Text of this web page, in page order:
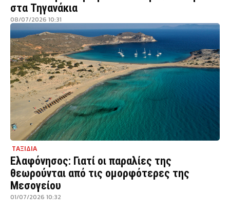
στα Τηγανάκια
08/07/2026 10:31
ΤΑΞΙΔΙΑ
Ελαφόνησος: Γιατί οι παραλίες της
θεωρούνται από τις ομορφότερες της
Μεσογείου
01/07/2026 10:32